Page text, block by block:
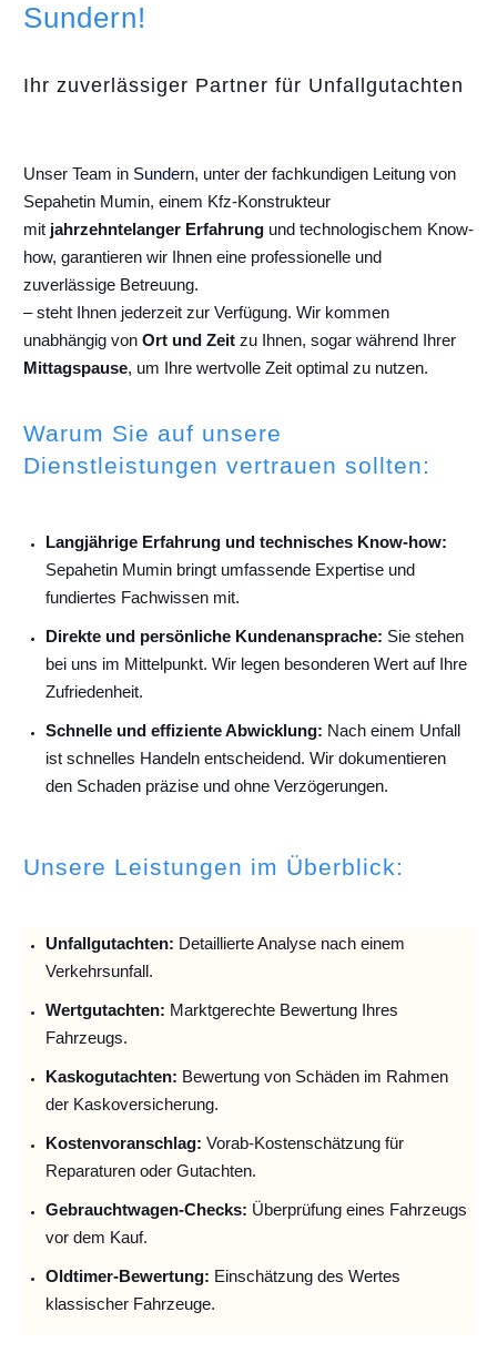
Sundern!
Ihr zuverlässiger Partner für Unfallgutachten
Unser Team in Sundern, unter der fachkundigen Leitung von
Sepahetin Mumin, einem Kfz-Konstrukteur
mit jahrzehntelanger Erfahrung und technologischem Know-
how, garantieren wir Ihnen eine professionelle und
zuverlässige Betreuung.
– steht Ihnen jederzeit zur Verfügung. Wir kommen
unabhängig von Ort und Zeit zu Ihnen, sogar während Ihrer
Mittagspause, um Ihre wertvolle Zeit optimal zu nutzen.
Warum Sie auf unsere
Dienstleistungen vertrauen sollten:
Langjährige Erfahrung und technisches Know-how:
Sepahetin Mumin bringt umfassende Expertise und
fundiertes Fachwissen mit.
Direkte und persönliche Kundenansprache: Sie stehen
bei uns im Mittelpunkt. Wir legen besonderen Wert auf Ihre
Zufriedenheit.
Schnelle und effiziente Abwicklung: Nach einem Unfall
ist schnelles Handeln entscheidend. Wir dokumentieren
den Schaden präzise und ohne Verzögerungen.
Unsere Leistungen im Überblick:
Unfallgutachten: Detaillierte Analyse nach einem
Verkehrsunfall.
Wertgutachten: Marktgerechte Bewertung Ihres
Fahrzeugs.
Kaskogutachten: Bewertung von Schäden im Rahmen
der Kaskoversicherung.
Kostenvoranschlag: Vorab-Kostenschätzung für
Reparaturen oder Gutachten.
Gebrauchtwagen-Checks: Überprüfung eines Fahrzeugs
vor dem Kauf.
Oldtimer-Bewertung: Einschätzung des Wertes
klassischer Fahrzeuge.